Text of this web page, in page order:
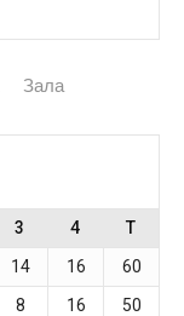
Зала
3 4
T
14 16
60
8 16 50